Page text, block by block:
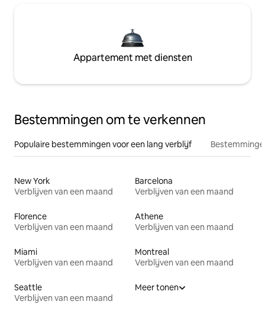
Appartement met diensten
Bestemmingen om te verkennen
Populaire bestemmingen voor een lang verblijf
New York
Verblijven van een maand
Barcelona
Verblijven van een maand
Florence
Verblijven van een maand
Athene
Verblijven van een maand
Miami
Verblijven van een maand
Montreal
Verblijven van een maand
Seattle
Verblijven van een maand
Meer tonen